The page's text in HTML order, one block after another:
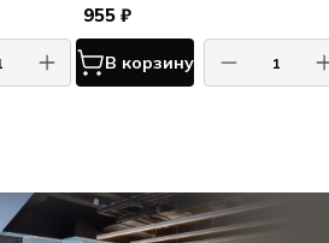
955 ₽
В корзину